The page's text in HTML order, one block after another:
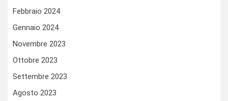
Febbraio 2024
Gennaio 2024
Novembre 2023
Ottobre 2023
Settembre 2023
Agosto 2023